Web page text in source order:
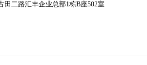
二路汇丰企业总部1栋B座502室